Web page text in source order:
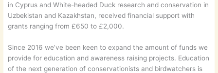
in Cyprus and White-headed Duck research and conservation in
Uzbekistan and Kazakhstan, received financial support with
grants ranging from £650 to £2,000.
Since 2016 we’ve been keen to expand the amount of funds we
provide for education and awareness raising projects. Education
of the next generation of conservationists and birdwatchers is